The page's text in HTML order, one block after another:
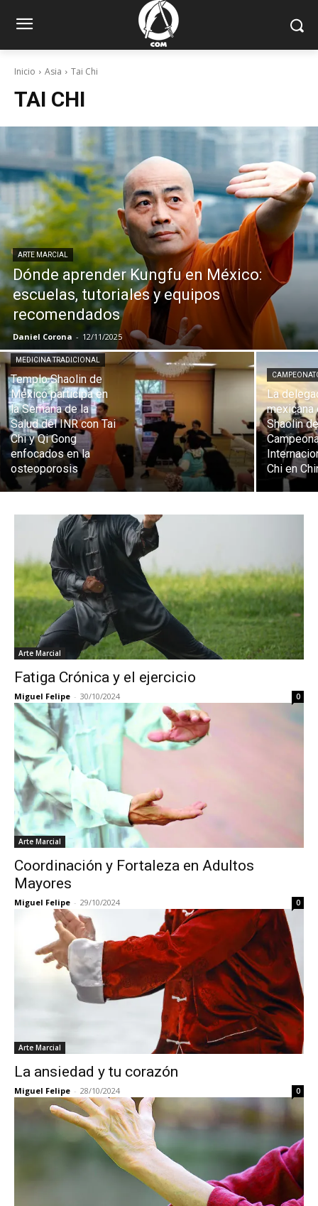
Inicio Asia Tai Chi
TAI CHI
ARTE MARCIAL
Dónde aprender Kungfu en México:
escuelas, tutoriales y equipos
recomendados
Daniel Corona - 12/11/2025
MEDICINA TRADICIONAL
Templo Shaolin de
México participa en
la Semana de la
Salud del INR con Tai
Chi y Qi Gong
enfocados en la
osteoporosis
La
mexicana
Shaolin
Chi en
Arte Marcial
Fatiga Crónica y el ejercicio
Miguel Felipe - 30/10/2024 0
Arte Marcial
Coordinación y Fortaleza en Adultos
Mayores
Miguel Felipe - 29/10/2024 0
Arte Marcial
La ansiedad y tu corazón
Miguel Felipe - 28/10/2024 0